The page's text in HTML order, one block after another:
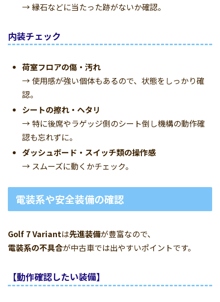
→ 縁石などに当たった跡がないか確認。
内装チェック
荷室フロアの傷・汚れ
→ 使用感が強い個体もあるので、状態をしっかり確
認。
シートの擦れ・ヘタリ
→ 特に後席やラゲッジ側のシート倒し機構の動作確
認も忘れずに。
ダッシュボード・スイッチ類の操作感
→ スムーズに動くかチェック。
電装系や安全装備の確認
Golf 7 Variantは先進装備が豊富なので、
電装系の不具合が中古車では出やすいポイントです。
【動作確認したい装備】